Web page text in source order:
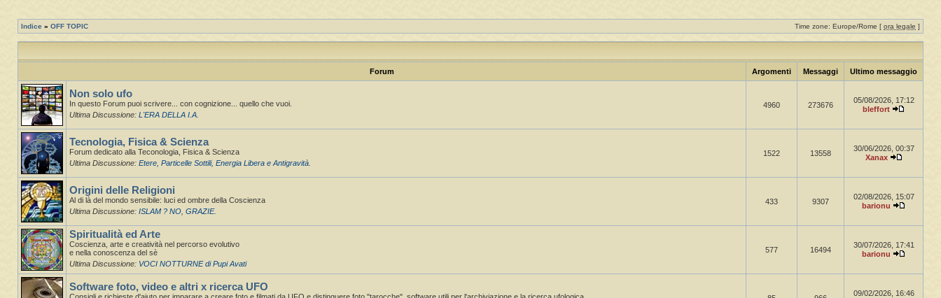
Indice » OFF TOPIC Time zone: Europe/Rome [ ora legale ]
Forum Argomenti Messaggi Ultimo messaggio
Non solo ufo
In questo Forum puoi scrivere... con cognizione... quello che vuoi.
Ultima Discussione: L'ERA DELLA I.A.
4960 273676
05/08/2026, 17:12
bleffort
Tecnologia, Fisica & Scienza
Forum dedicato alla Teconologia, Fisica & Scienza
Ultima Discussione: Etere, Particelle Sottili, Energia Libera e Antigravità.
1522 13558
30/06/2026, 00:37
Xanax
Origini delle Religioni
Al di là del mondo sensibile: luci ed ombre della Coscienza
Ultima Discussione: ISLAM ? NO, GRAZIE.
433 9307
02/08/2026, 15:07
barionu
Spiritualità ed Arte
Coscienza, arte e creatività nel percorso evolutivo
e nella conoscenza del sè
Ultima Discussione: VOCI NOTTURNE di Pupi Avati
577 16494
30/07/2026, 17:41
barionu
Software foto, video e altri x ricerca UFO
09/02/2026, 16:46